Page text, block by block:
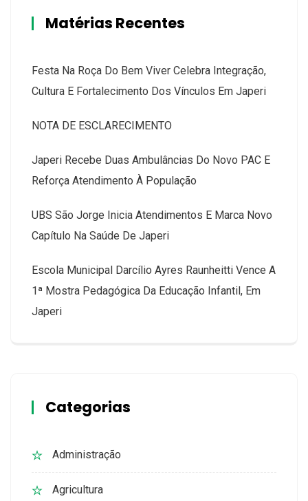
Matérias Recentes
Festa Na Roça Do Bem Viver Celebra Integração,
Cultura E Fortalecimento Dos Vínculos Em Japeri
NOTA DE ESCLARECIMENTO
Japeri Recebe Duas Ambulâncias Do Novo PAC E
Reforça Atendimento À População
UBS São Jorge Inicia Atendimentos E Marca Novo
Capítulo Na Saúde De Japeri
Escola Municipal Darcílio Ayres Raunheitti Vence A
1ª Mostra Pedagógica Da Educação Infantil, Em
Japeri
Categorias
Administração
Agricultura